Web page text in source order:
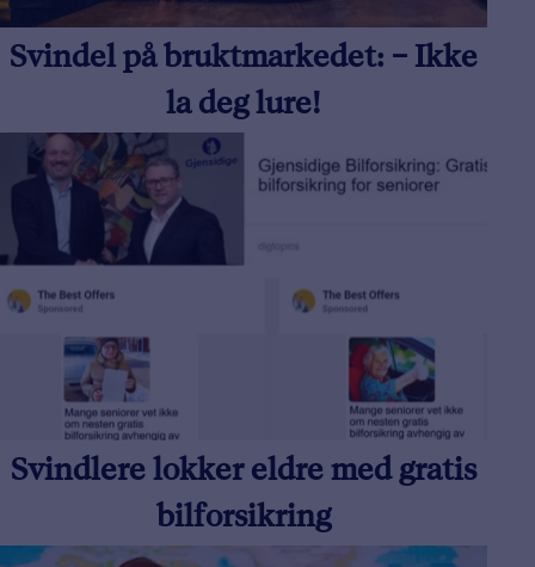
Svindel på bruktmarkedet: – Ikke
la deg lure!
Svindlere lokker eldre med gratis
bilforsikring